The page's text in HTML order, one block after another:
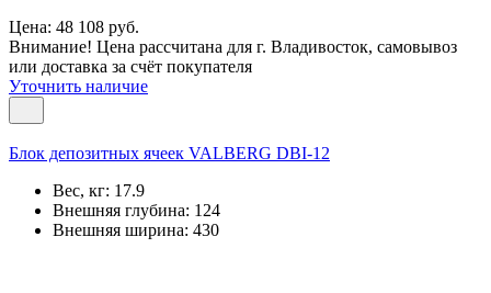
Цена: 48 108 руб.
Внимание! Цена рассчитана для г. Владивосток, самовывоз
или доставка за счёт покупателя
Уточнить наличие
Блок депозитных ячеек VALBERG DBI-12
Вес, кг: 17.9
Внешняя глубина: 124
Внешняя ширина: 430